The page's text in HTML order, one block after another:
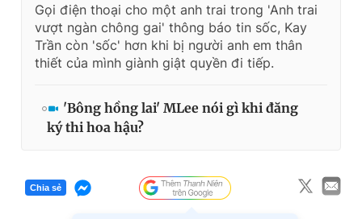
Gọi điện thoại cho một anh trai trong 'Anh trai
vượt ngàn chông gai' thông báo tin sốc, Kay
Trần còn 'sốc' hơn khi bị người anh em thân
thiết của mình giành giật quyền đi tiếp.
'Bông hồng lai' MLee nói gì khi đăng
ký thi hoa hậu?
Chia sẻ